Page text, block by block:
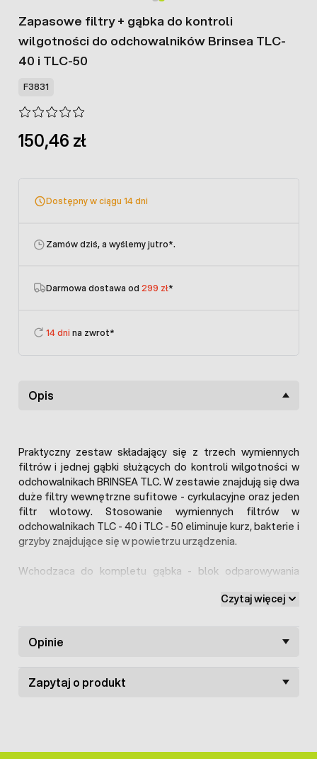
Zapasowe filtry + gąbka do kontroli
wilgotności do odchowalników Brinsea TLC-
40 i TLC-50
F3831
150,46 zł
Dostępny w ciągu 14 dni
Zamów dziś, a wyślemy jutro*.
Darmowa dostawa od 299 zł*
14 dni na zwrot*
Opis
Praktyczny zestaw składający się z trzech wymiennych
filtrów i jednej gąbki służących do kontroli wilgotności w
odchowalnikach BRINSEA TLC. W zestawie znajdują się dwa
duże filtry wewnętrzne sufitowe - cyrkulacyjne oraz jeden
filtr wlotowy. Stosowanie wymiennych filtrów w
odchowalnikach TLC - 40 i TLC - 50 eliminuje kurz, bakterie i
grzyby znajdujące się w powietrzu urządzenia.
Wchodzaca do kompletu gąbka - blok odparowywania
wilgotności, zwiększając powierzchnię odparowywania.
grzewczych TLC-40 lub TLC-50 dla drobiu i innych
Czytaj więcej
Opinie
Zapytaj o produkt